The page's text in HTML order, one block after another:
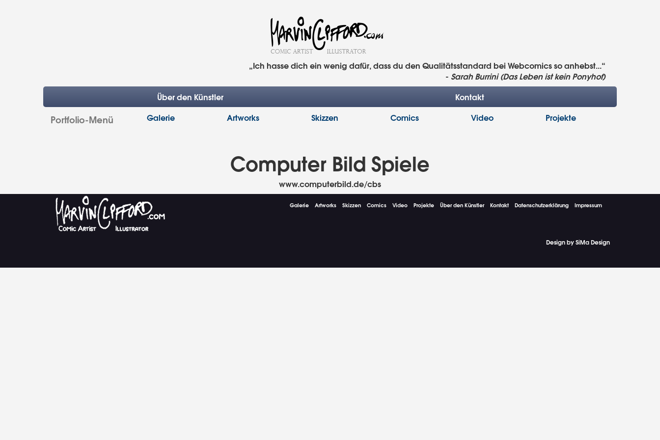
„Ich hasse dich ein wenig dafür, dass du den Qualitätsstandard bei Webcomics so anhebst...“
- Sarah Burrini (Das Leben ist kein Ponyhof)
Über den Künstler
Kontakt
Portfolio-Menü Galerie Artworks Skizzen Comics Video Projekte
Computer Bild Spiele
www.computerbild.de/cbs
Galerie Artworks Skizzen Comics Video Projekte Über den Künstler Kontakt Datenschutzerklärung Impressum
Design by SiMa Design